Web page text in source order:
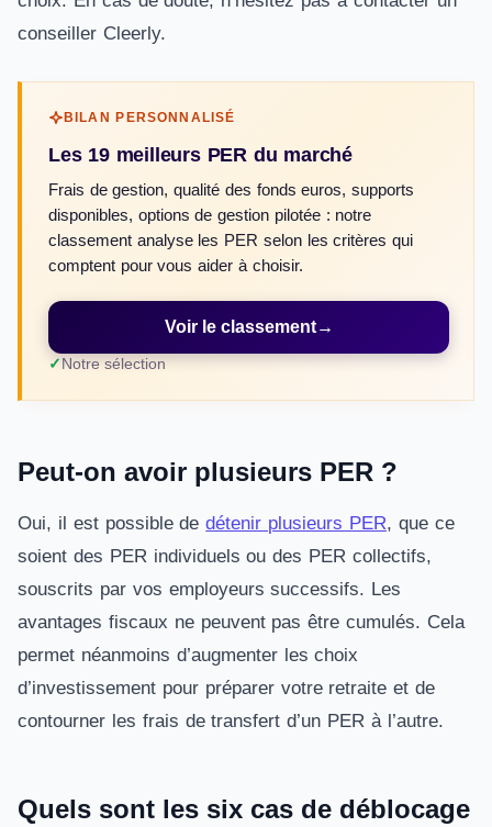
conseiller Cleerly.
BILAN PERSONNALISÉ
Les 19 meilleurs PER du marché
Frais de gestion, qualité des fonds euros, supports
disponibles, options de gestion pilotée : notre
classement analyse les PER selon les critères qui
comptent pour vous aider à choisir.
Voir le classement→
Notre sélection
Peut-on avoir plusieurs PER ?
Oui, il est possible dedétenir plusieurs PER, que ce
soient des PER individuels ou des PER collectifs,
souscrits par vos employeurs successifs. Les
avantages fiscaux ne peuvent pas être cumulés. Cela
permet néanmoins d’augmenter les choix
d’investissement pour préparer votre retraite et de
contourner les frais de transfert d’un PER à l’autre.
Quels sont les six cas de déblocage